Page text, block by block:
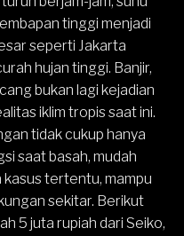
tinggi menjadi
seperti Jakarta
hujan tinggi. Banjir,
bukan lagi kejadian
iklim tropis saat ini.
tidak cukup hanya
saat basah, mudah
kasus tertentu, mampu
sekitar. Berikut
5 juta rupiah dari Seiko,